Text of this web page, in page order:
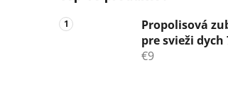
Propolisová
pre svieži dych
€9